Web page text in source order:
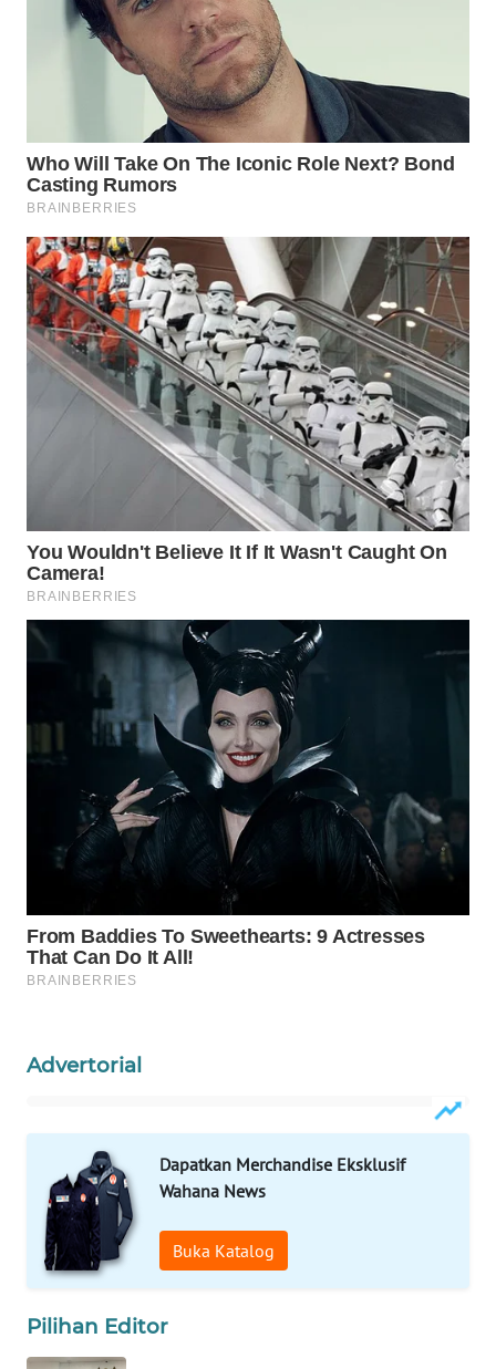
Advertorial
Dapatkan Merchandise Eksklusif
Wahana News
Buka Katalog
Pilihan Editor
MADURA
WN
NATUNA
WN
BINTAN
WN
MANDALIKA
WN
LIKUPANG
WN
BORNEO
Wahana
WAHANA
NEWS
WAHANA
TANI
ADVOKAT
WAHANA
WAHANA
LISTRIK
WAHANA
TRAVEL
TV